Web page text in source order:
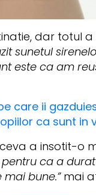
dar totul
sunetul
este ca am
care ii
ca sunt in
a insotit-o
ca a
bune.” mai